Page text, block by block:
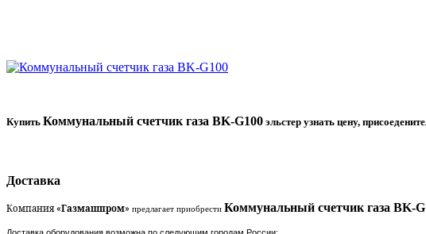
Купить Коммунальный счетчик газа BK-G100 эльстер узнать цену,
Доставка
Компания «Газмашпром» предлагает приобрести Коммунальный счетчик газа BK-G